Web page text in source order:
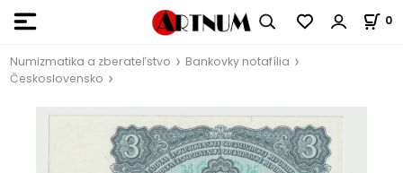
0
Numizmatika a zberateľstvo
Bankovky notafília
Československo